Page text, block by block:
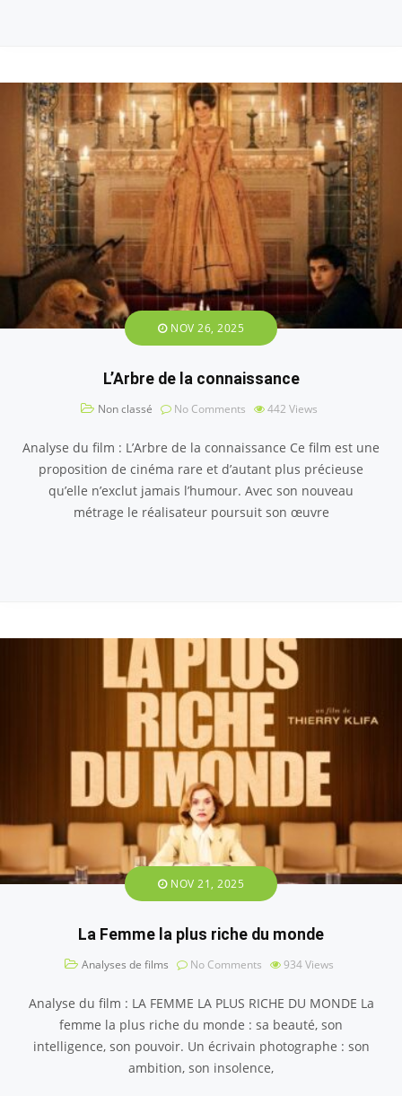
NOV 26, 2025
L’Arbre de la connaissance
Non classé No Comments 442 Views
Analyse du film : L’Arbre de la connaissance Ce film est une
proposition de cinéma rare et d’autant plus précieuse
qu’elle n’exclut jamais l’humour. Avec son nouveau
métrage le réalisateur poursuit son œuvre
NOV 21, 2025
La Femme la plus riche du monde
Analyses de films No Comments 934Views
Analyse du film : LA FEMME LA PLUS RICHE DU MONDE La
femme la plus riche du monde : sa beauté, son
intelligence, son pouvoir. Un écrivain photographe : son
ambition, son insolence,